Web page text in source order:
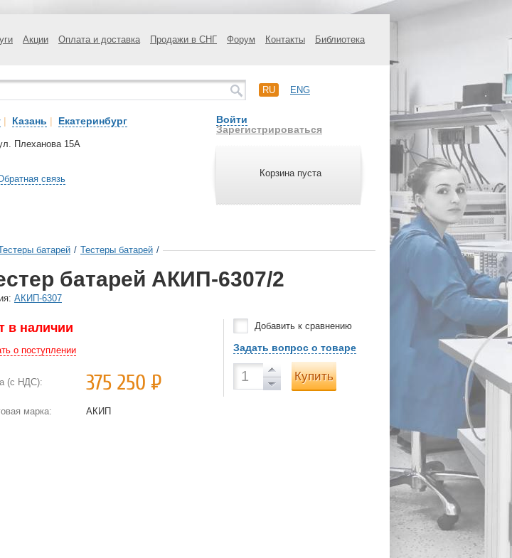
Акции Оплата и доставка Продажи в СНГ Форум Контакты Библиотека
RU ENG
| Казань | Екатеринбург
Плеханова 15А
связь
Войти
Зарегистрироваться
Корзина пуста
батарей / Тестеры батарей /
батарей АКИП-6307/2
АКИП-6307
в наличии
о поступлении
(с НДС): 375 250 Р
марка: АКИП
Добавить к сравнению
Задать вопрос о товаре
Купить